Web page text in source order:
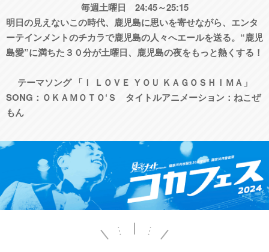
毎週土曜日 24:45～25:15
明日の見えないこの時代、鹿児島に思いを寄せながら、エンタ
ーテインメントのチカラで鹿児島の人々へエールを送る。“鹿児
島愛”に満ちた３０分が土曜日、鹿児島の夜をもっと熱くする！
テーマソング 「Ｉ ＬＯＶＥ ＹＯＵ ＫＡＧＯＳＨＩＭＡ」
SONG：ＯＫＡＭＯＴＯ‘Ｓ タイトルアニメーション：ねこぜ
もん